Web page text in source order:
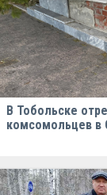
В Тобольске
комсомольцев в